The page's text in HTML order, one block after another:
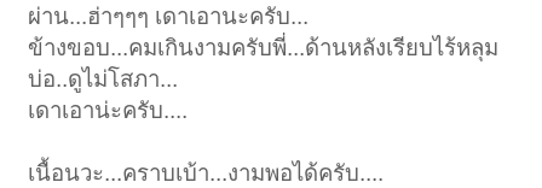
ผ่าน...ฮ่าๆๆๆ เดาเอานะครับ...
ข้างขอบ...คมเกินงามครับพี่...ด้านหลังเรียบไร้หลุม
บ่อ..ดูไม่โสภา...
เดาเอาน่ะครับ....
เนื้อนวะ...คราบเบ้า...งามพอได้ครับ....